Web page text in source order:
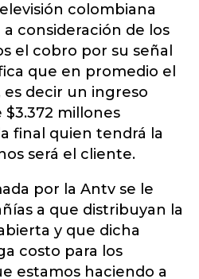
colombiana
consideración de los
el cobro por su señal
que en promedio el
es decir un ingreso
$3.372 millones
final quien tendrá la
será el cliente.
por la Antv se le
a que distribuyan la
y que dicha
costo para los
estamos haciendo a